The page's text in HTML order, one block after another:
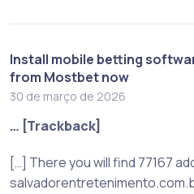
Install mobile betting
from Mostbet now
30 de março de 2026
… [Trackback]
[…] There you will find 77167